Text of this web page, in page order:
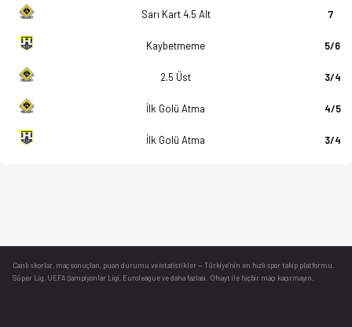
Sarı Kart 4.5 Alt 7
Kaybetmeme 5/6
2.5 Üst 3/4
İlk Golü Atma 4/5
İlk Golü Atma 3/4
Canlı skorlar , maç sonuçları, puan durumu ve istatistikler — Türkiye’nin en hızlı spor takip platformu.
Süper Lig, UEFA Şampiyonlar Ligi, Euroleague ve daha fazlası. Ofsayt ile hiçbir maçı kaçırmayın.